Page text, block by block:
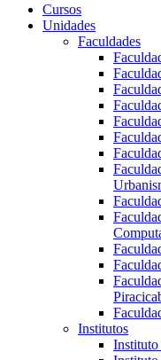
Cursos
Unidades
Faculdades
Institutos
Instituto